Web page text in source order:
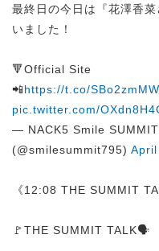
最終日の今日は『花澤香
いました！
🔻Official Site
📲https://t.co/
pic.twitter.com/
— NACK5 Smile
(@smilesummit795)
《12:08 THE SUMMIT
🚩THE SUMMIT TALK🗣️